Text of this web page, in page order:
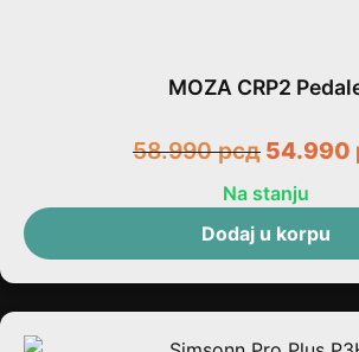
MOZA CRP2
58.990рсд 54.990
Na stanju
Dodaj u korpu